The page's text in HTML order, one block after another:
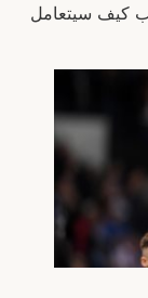
كيف سيتعامل